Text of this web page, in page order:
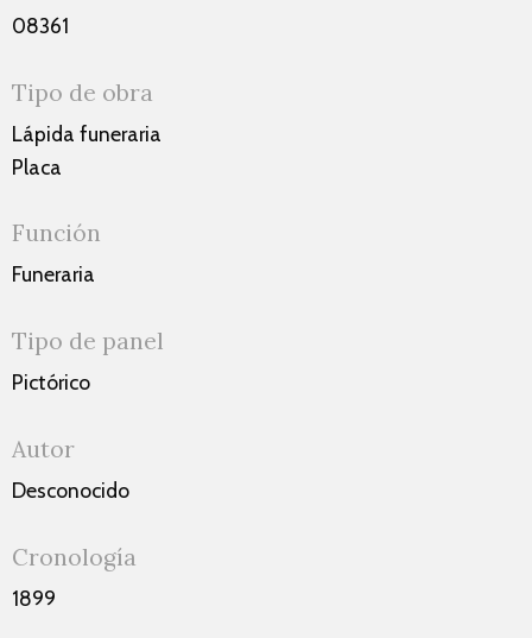
08361
Tipo de obra
Lápida funeraria
Placa
Función
Funeraria
Tipo de panel
Pictórico
Autor
Desconocido
Cronología
1899